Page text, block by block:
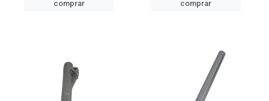
comprar
comprar